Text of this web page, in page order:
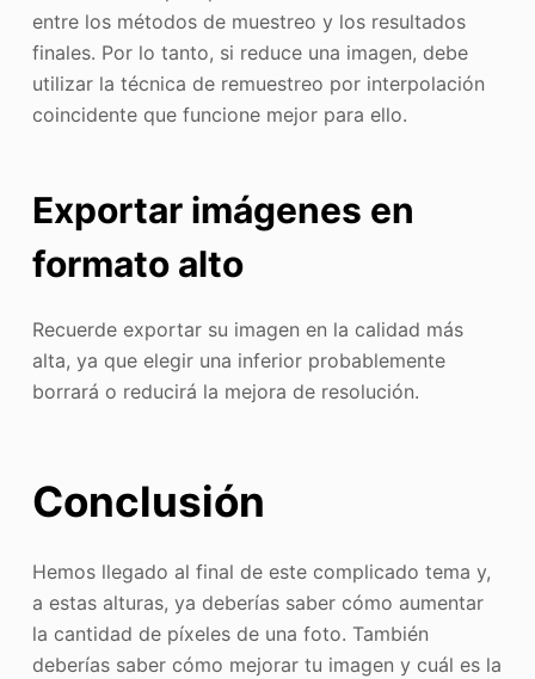
entre los métodos de muestreo y los resultados
finales. Por lo tanto, si reduce una imagen, debe
utilizar la técnica de remuestreo por interpolación
coincidente que funcione mejor para ello.
Exportar imágenes en
formato alto
Recuerde exportar su imagen en la calidad más
alta, ya que elegir una inferior probablemente
borrará o reducirá la mejora de resolución.
Conclusión
Hemos llegado al final de este complicado tema y,
a estas alturas, ya deberías saber cómo aumentar
la cantidad de píxeles de una foto. También
deberías saber cómo mejorar tu imagen y cuál es la